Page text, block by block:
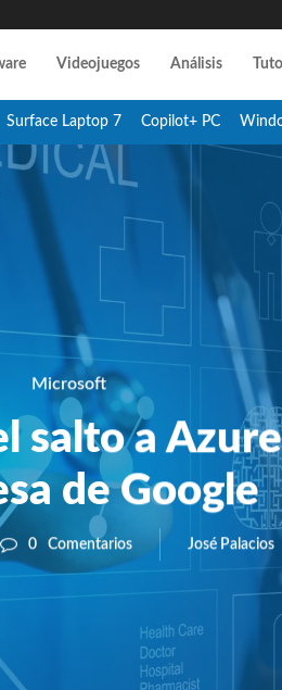
Videojuegos Análisis
Surface Laptop 7 Copilot+ PC
Microsoft
salto a
de Google
0 Comentarios José Palacios